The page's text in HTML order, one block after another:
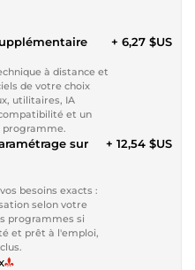
à distance et
de votre choix
utilitaires, IA
et un
programme.
+ 6,27 $US
sur
besoins exacts :
selon votre
programmes si
et prêt à l'emploi,
+ 12,54 $US